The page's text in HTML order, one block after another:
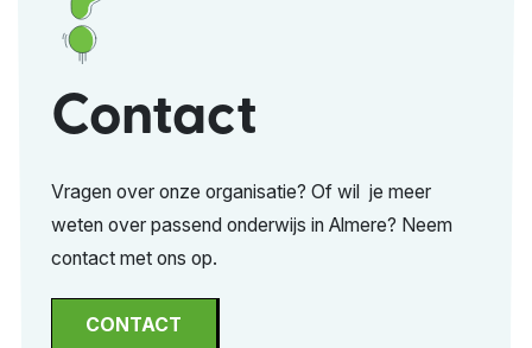
Contact
Vragen over onze organisatie? Of wil je meer
weten over passend onderwijs in Almere? Neem
contact met ons op.
CONTACT